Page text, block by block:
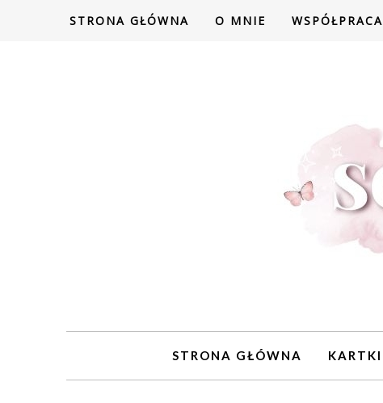
STRONA GŁÓWNA O MNIE WSPÓŁPRACA
STRONA GŁÓWNA KARTKI